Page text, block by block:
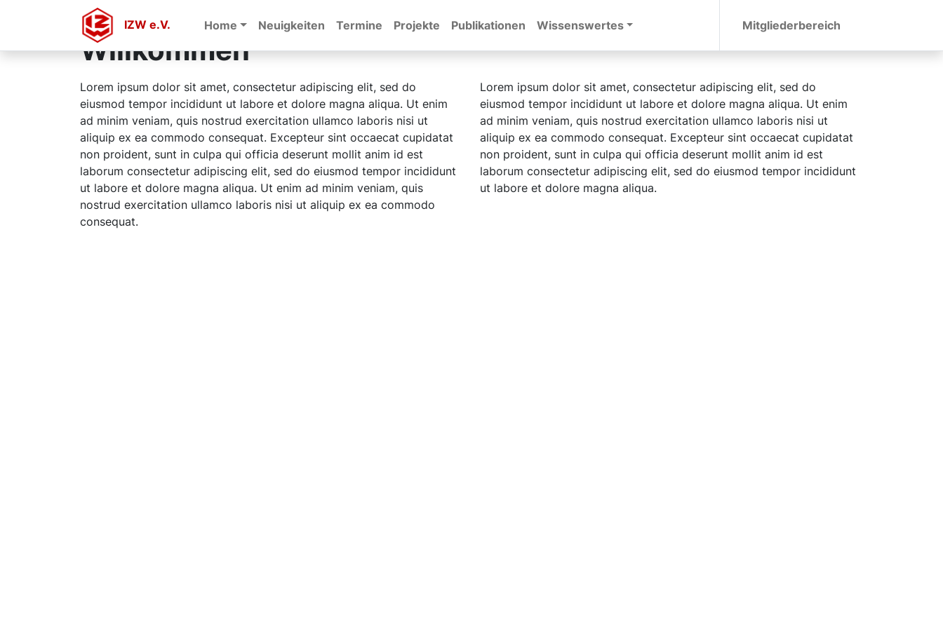
IZW e.V. Home Neuigkeiten Termine Projekte Publikationen Wissenswertes Mitgliederbereich
Willkommen
Lorem ipsum dolor sit amet, consectetur adipiscing elit, sed do
eiusmod tempor incididunt ut labore et dolore magna aliqua. Ut enim
ad minim veniam, quis nostrud exercitation ullamco laboris nisi ut
aliquip ex ea commodo consequat. Excepteur sint occaecat cupidatat
non proident, sunt in culpa qui officia deserunt mollit anim id est
laborum consectetur adipiscing elit, sed do eiusmod tempor incididunt
ut labore et dolore magna aliqua. Ut enim ad minim veniam, quis
nostrud exercitation ullamco laboris nisi ut aliquip ex ea commodo
consequat.
Lorem ipsum dolor sit amet, consectetur adipiscing elit, sed do
eiusmod tempor incididunt ut labore et dolore magna aliqua. Ut enim
ad minim veniam, quis nostrud exercitation ullamco laboris nisi ut
aliquip ex ea commodo consequat. Excepteur sint occaecat cupidatat
non proident, sunt in culpa qui officia deserunt mollit anim id est
laborum consectetur adipiscing elit, sed do eiusmod tempor incididunt
ut labore et dolore magna aliqua.